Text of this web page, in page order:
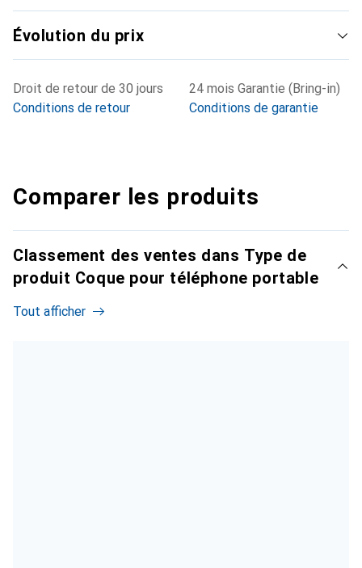
Évolution du prix
Droit de retour de 30 jours
Conditions de retour
24 mois Garantie (Bring-in)
Conditions de garantie
Comparer les produits
Classement des ventes dans Type de
produit Coque pour téléphone portable
Tout afficher